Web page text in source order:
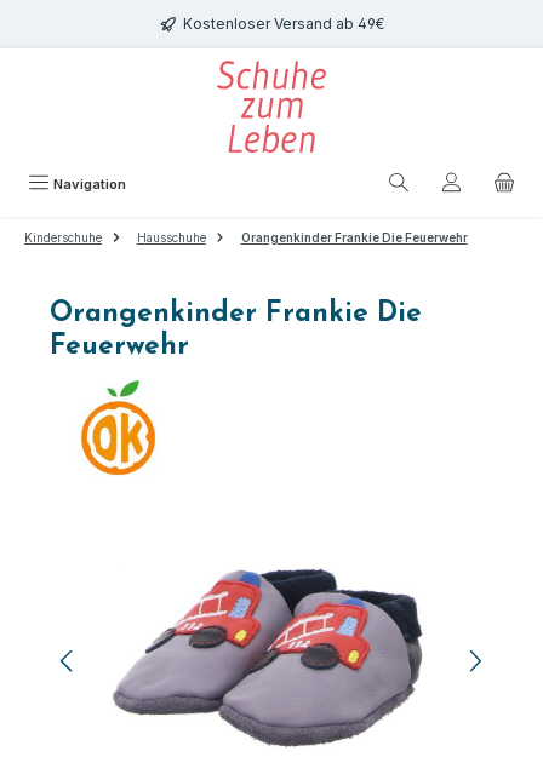
Zum Hauptinhalt springen Kostenloser Versand ab 49€
Navigation
Kinderschuhe Hausschuhe Orangenkinder Frankie Die Feuerwehr
Orangenkinder Frankie Die
Feuerwehr